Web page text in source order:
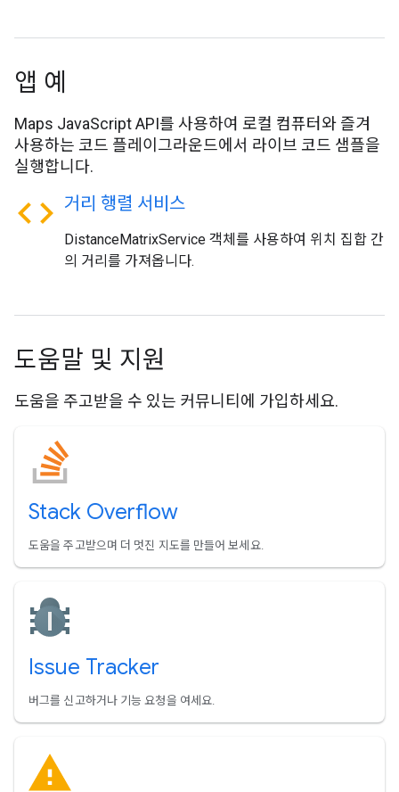
앱 예
Maps JavaScript API를 사용하여 로컬 컴퓨터와 즐겨
사용하는 코드 플레이그라운드에서 라이브 코드 샘플을
실행합니다.
code 거리 행렬 서비스
DistanceMatrixService 객체를 사용하여 위치 집합 간
의 거리를 가져옵니다.
도움말 및 지원
도움을 주고받을 수 있는 커뮤니티에 가입하세요.
Stack Overflow
도움을 주고받으며 더 멋진 지도를 만들어 보세요.
Issue Tracker
버그를 신고하거나 기능 요청을 여세요.